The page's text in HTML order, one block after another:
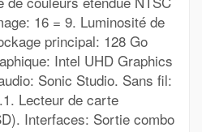
16 = 9. Luminosité de
principal: 128 Go
Intel UHD Graphics
Sonic Studio. Sans fil:
Lecteur de carte
Interfaces: Sortie combo